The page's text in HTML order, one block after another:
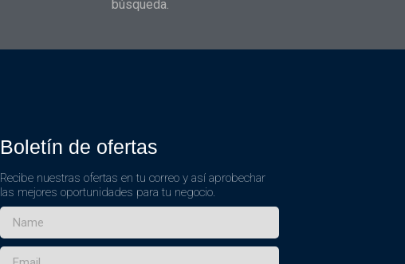
búsqueda.
Boletín de ofertas
Recibe nuestras ofertas en tu correo y así aprobechar
las mejores oportunidades para tu negocio.